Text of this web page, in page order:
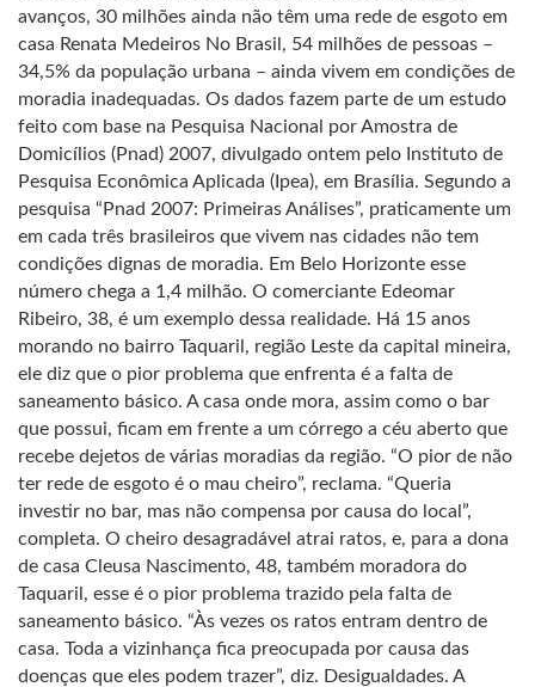
avanços, 30 milhões ainda não têm uma rede de esgoto em
casa Renata Medeiros No Brasil, 54 milhões de pessoas –
34,5% da população urbana – ainda vivem em condições de
moradia inadequadas. Os dados fazem parte de um estudo
feito com base na Pesquisa Nacional por Amostra de
Domicílios (Pnad) 2007, divulgado ontem pelo Instituto de
Pesquisa Econômica Aplicada (Ipea), em Brasília. Segundo a
pesquisa “Pnad 2007: Primeiras Análises”, praticamente um
em cada três brasileiros que vivem nas cidades não tem
condições dignas de moradia. Em Belo Horizonte esse
número chega a 1,4 milhão. O comerciante Edeomar
Ribeiro, 38, é um exemplo dessa realidade. Há 15 anos
morando no bairro Taquaril, região Leste da capital mineira,
ele diz que o pior problema que enfrenta é a falta de
saneamento básico. A casa onde mora, assim como o bar
que possui, ficam em frente a um córrego a céu aberto que
recebe dejetos de várias moradias da região. “O pior de não
ter rede de esgoto é o mau cheiro”, reclama. “Queria
investir no bar, mas não compensa por causa do local”,
completa. O cheiro desagradável atrai ratos, e, para a dona
de casa Cleusa Nascimento, 48, também moradora do
Taquaril, esse é o pior problema trazido pela falta de
saneamento básico. “Às vezes os ratos entram dentro de
casa. Toda a vizinhança fica preocupada por causa das
doenças que eles podem trazer”, diz. Desigualdades. A